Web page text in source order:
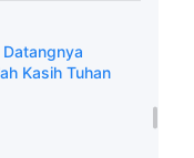
Kasih Tuhan